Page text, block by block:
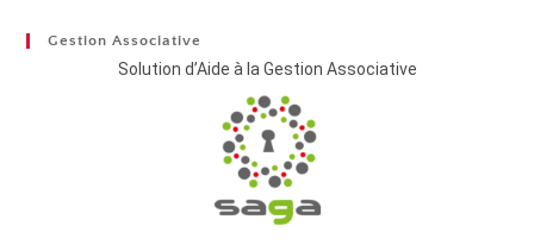
Gestion Associative
Solution d’Aide à la Gestion Associative